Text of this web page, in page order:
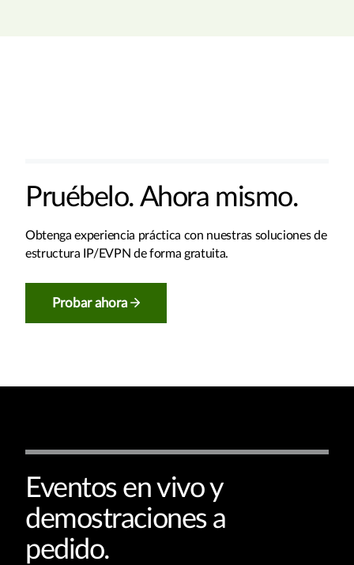
Pruébelo. Ahora mismo.
Obtenga experiencia práctica con nuestras soluciones de
estructura IP/EVPN de forma gratuita.
Probar ahora
Eventos en vivo y
demostraciones a
pedido.